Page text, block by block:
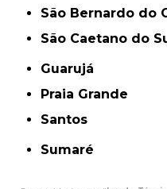
São Bernardo do
São Caetano do
Guarujá
Praia Grande
Santos
Sumaré